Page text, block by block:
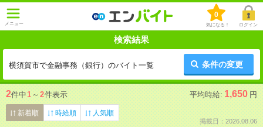
メニュー
0
気になる！ ログイン
検索結果
横須賀市で金融事務（銀行）のバイト一覧 条件の変更
2件中1 ～ 2件表示 平均時給: 1,650 円
新着順 時給順 人気順
掲載日：2026.08.06